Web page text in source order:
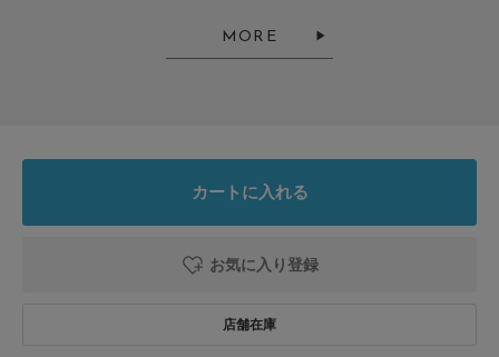
とじる
MORE
カートに入れる
お気に入り登録